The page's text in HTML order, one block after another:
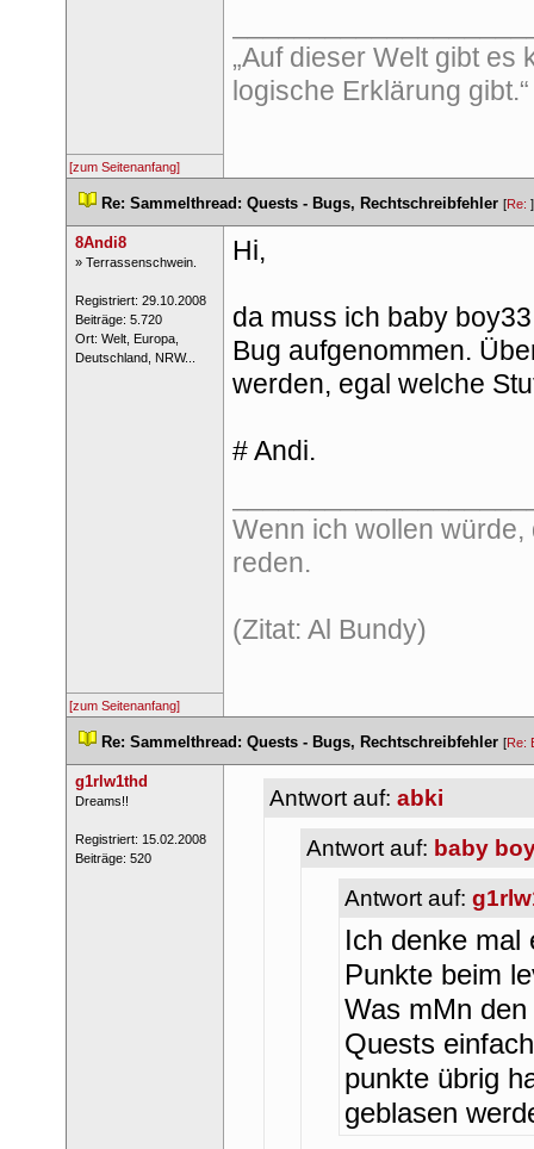
„Auf dieser Welt gibt es
logische Erklärung
[zum Seitenanfang]
Re: Sammelthread: Quests - Bugs, Rechtschreibfehler [Re:
8Andi8
​» Terrassenschwein.
Registriert: 29.10.2008
Beiträge: 5.720
Ort: Welt, Europa,
Deutschland, NRW...
Hi,
da muss ich baby
Bug aufgenommen.
werden, egal welche
# Andi.
Wenn ich wollen
reden.
(Zitat: Al Bundy)
[zum Seitenanfang]
Re: Sammelthread: Quests - Bugs, Rechtschreibfehler [Re:
g1rlw1thd
​Dreams!!
Registriert: 15.02.2008
Beiträge: 520
Antwort auf: abki
Antwort auf: baby
Antwort auf:
Ich denke mal
Punkte beim
Was mMn
Quests
punkte übrig
geblasen